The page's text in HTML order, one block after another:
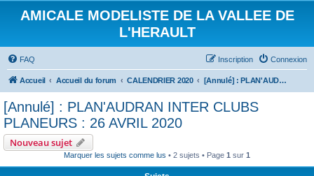
AMICALE MODELISTE DE LA VALLEE DE
L'HERAULT
FAQ Connexion
Inscription
Accueil Accueil du forum CALENDRIER 2020 [Annulé] : PLAN'AUDRAN INTER CLUBS PLANEURS : 26 AVRIL 2020
[Annulé] : PLAN'AUDRAN INTER CLUBS
PLANEURS : 26 AVRIL 2020
Nouveau sujet
Marquer les sujets comme lus • 2 sujets • Page 1 sur 1